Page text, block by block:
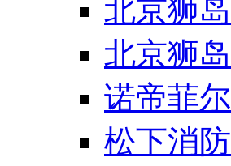
北京狮岛
北京狮岛
诺帝菲尔
松下消防